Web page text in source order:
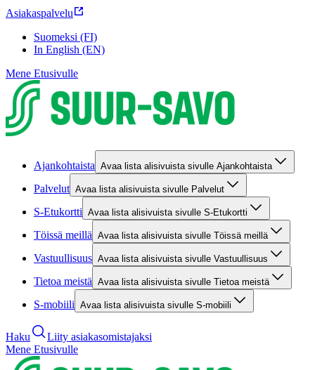
Asiakaspalvelu
Suomeksi (FI)
In English (EN)
Mene Etusivulle
Ajankohtaista Avaa lista alisivuista sivulle Ajankohtaista
Palvelut Avaa lista alisivuista sivulle Palvelut
S-Etukortti Avaa lista alisivuista sivulle S-Etukortti
Töissä meillä Avaa lista alisivuista sivulle Töissä meillä
Vastuullisuus Avaa lista alisivuista sivulle Vastuullisuus
Tietoa meistä Avaa lista alisivuista sivulle Tietoa meistä
S-mobiili Avaa lista alisivuista sivulle S-mobiili
Haku
Liity asiakasomistajaksi
Mene Etusivulle